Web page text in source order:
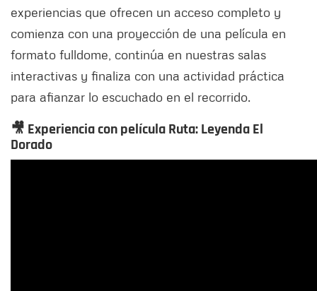
experiencias que ofrecen un acceso completo y
comienza con una proyección de una película en
formato fulldome, continúa en nuestras salas
interactivas y finaliza con una actividad práctica
para afianzar lo escuchado en el recorrido.
🎥 Experiencia con película Ruta: Leyenda El
Dorado